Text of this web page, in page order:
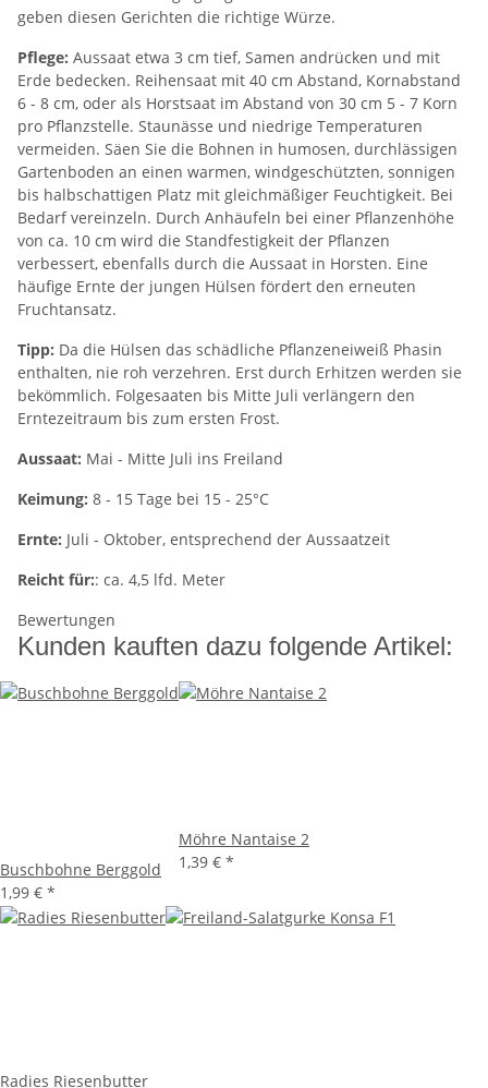
geben diesen Gerichten die richtige Würze.
Pflege: Aussaat etwa 3 cm tief, Samen andrücken und mit
Erde bedecken. Reihensaat mit 40 cm Abstand, Kornabstand
6 - 8 cm, oder als Horstsaat im Abstand von 30 cm 5 - 7 Korn
pro Pflanzstelle. Staunässe und niedrige Temperaturen
vermeiden. Säen Sie die Bohnen in humosen, durchlässigen
Gartenboden an einen warmen, windgeschützten, sonnigen
bis halbschattigen Platz mit gleichmäßiger Feuchtigkeit. Bei
Bedarf vereinzeln. Durch Anhäufeln bei einer Pflanzenhöhe
von ca. 10 cm wird die Standfestigkeit der Pflanzen
verbessert, ebenfalls durch die Aussaat in Horsten. Eine
häufige Ernte der jungen Hülsen fördert den erneuten
Fruchtansatz.
Tipp: Da die Hülsen das schädliche Pflanzeneiweiß Phasin
enthalten, nie roh verzehren. Erst durch Erhitzen werden sie
bekömmlich. Folgesaaten bis Mitte Juli verlängern den
Erntezeitraum bis zum ersten Frost.
Aussaat: Mai - Mitte Juli ins Freiland
Keimung: 8 - 15 Tage bei 15 - 25°C
Ernte: Juli - Oktober, entsprechend der Aussaatzeit
Reicht für:: ca. 4,5 lfd. Meter
Bewertungen
Kunden kauften dazu folgende Artikel:
Buschbohne Berggold
1,99 € *
Möhre Nantaise 2
1,39 € *
Radies Riesenbutter